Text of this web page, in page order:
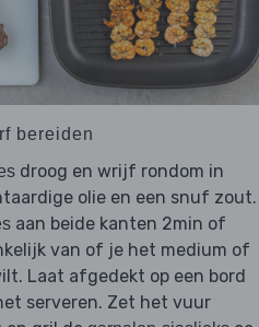
bereiden
droog en wrijf rondom in
olie en een snuf zout.
aan beide kanten 2min of
van of je het medium of
Laat afgedekt op een bord
serveren. Zet het vuur